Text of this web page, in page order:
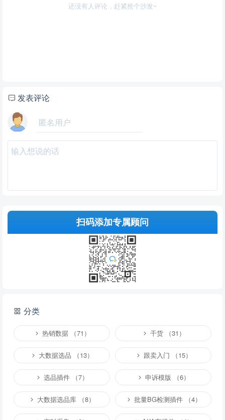
还没有人评论，赶紧抢个沙发~
发表评论
说明：请文明发言，共建和谐网络，您的个人信息不会被公开显示。
扫码添加专属顾问
分类
热销数据 （71） 干货 （31）
大数据选品 （13） 跟卖入门 （15）
选品插件 （7） 申诉模版 （6）
大数据选品库 （8） 批量BG检测插件 （4）